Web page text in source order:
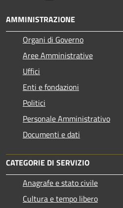
AMMINISTRAZIONE
Organi di Governo
Aree Amministrative
Uffici
Enti e fondazioni
Politici
Personale Amministrativo
Documenti e dati
CATEGORIE DI SERVIZIO
Anagrafe e stato civile
Cultura e tempo libero